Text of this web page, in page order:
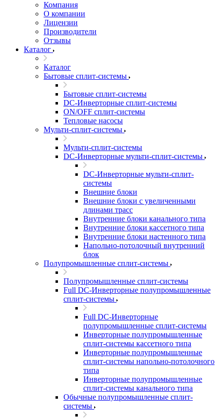
Компания
О компании
Лицензии
Производители
Отзывы
Каталог
Каталог
Бытовые сплит-системы
Бытовые сплит-системы
DC-Инверторные сплит-системы
ON/OFF сплит-системы
Тепловые насосы
Мульти-сплит-системы
Мульти-сплит-системы
DC-Инверторные мульти-сплит-системы
DC-Инверторные мульти-сплит-
системы
Внешние блоки
Внешние блоки с увеличенными
длинами трасс
Внутренние блоки канального типа
Внутренние блоки кассетного типа
Внутренние блоки настенного типа
Напольно-потолочный внутренний
блок
Полупромышленные сплит-системы
Полупромышленные сплит-системы
Full DC-Инверторные полупромышленные
сплит-системы
Full DC-Инверторные
полупромышленные сплит-системы
Инверторные полупромышленные
сплит-системы кассетного типа
Инверторные полупромышленные
сплит-системы напольно-потолочного
типа
Инверторные полупромышленные
сплит-системы канального типа
Обычные полупромышленные сплит-
системы